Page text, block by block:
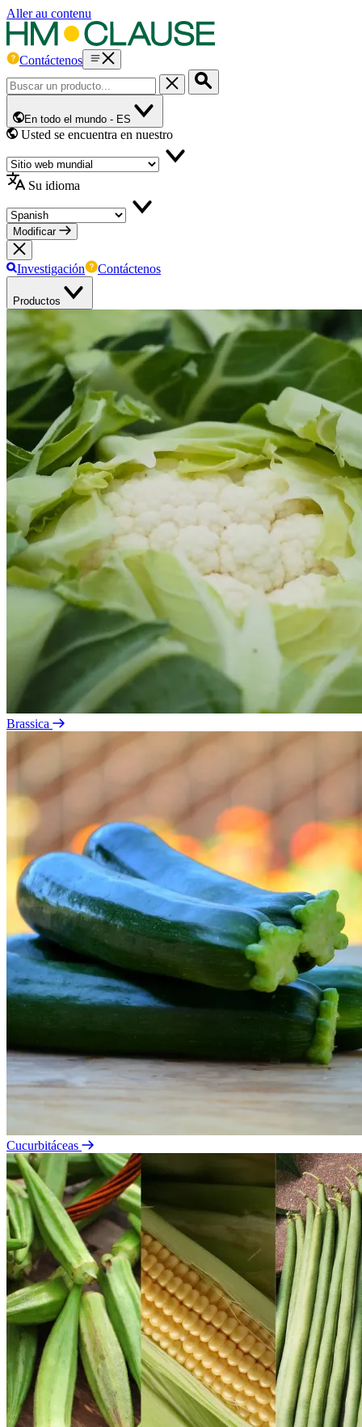
Aller au contenu
Contáctenos
En todo el mundo - ES
Usted se encuentra en nuestro
Su idioma
Modificar
Investigación Contáctenos
Productos
Brassica
Cucurbitáceas